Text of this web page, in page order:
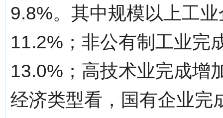
9.8%。其中规模以上工
11.2%；非公有制工业完
13.0%；高技术业完成增
经济类型看，国有企业完